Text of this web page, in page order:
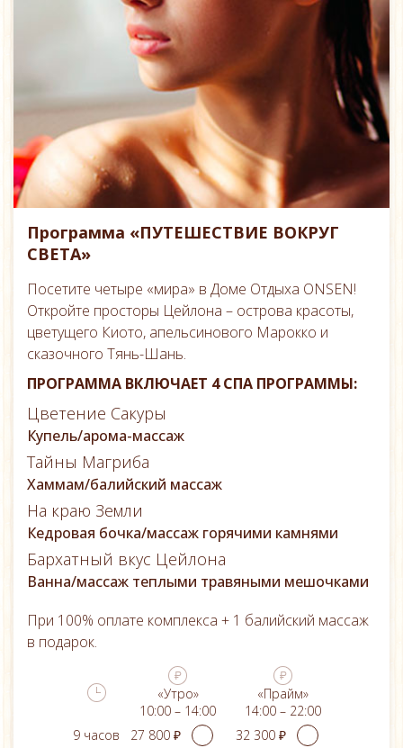
Программа «ПУТЕШЕСТВИЕ ВОКРУГ
СВЕТА»
Посетите четыре «мира» в Доме Отдыха ONSEN!
Откройте просторы Цейлона – острова красоты,
цветущего Киото, апельсинового Марокко и
сказочного Тянь-Шань.
ПРОГРАММА ВКЛЮЧАЕТ 4 СПА ПРОГРАММЫ:
Цветение Сакуры
Купель/арома-массаж
Тайны Магриба
Хаммам/балийский массаж
На краю Земли
Кедровая бочка/массаж горячими камнями
Бархатный вкус Цейлона
Ванна/массаж теплыми травяными мешочками
При 100% оплате комплекса + 1 балийский массаж
в подарок.
«Утро»
10:00 – 14:00
«Прайм»
14:00 – 22:00
9 часов